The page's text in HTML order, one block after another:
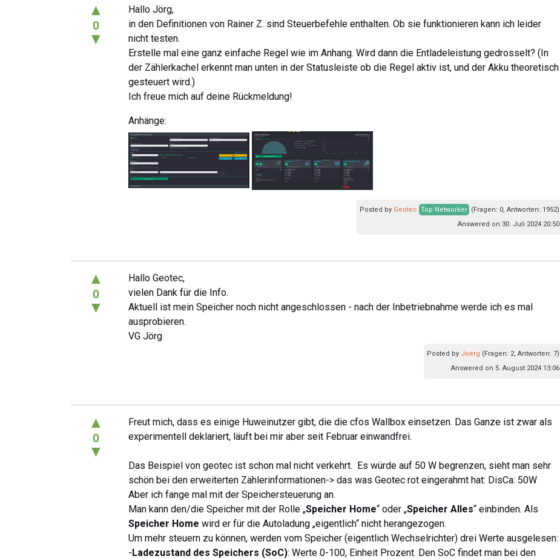
▲
0
▼
Hallo Jörg,
in den Definitionen von Rainer Z. sind Steuerbefehle enthalten. Ob sie funktionieren kann ich leider
nicht testen.
Erstelle mal eine ganz einfache Regel wie im Anhang. Wird dann die Entladeleistung gedrosselt? (In
der Zählerkachel erkennt man unten in der Statusleiste ob die Regel aktiv ist, und der Akku theoretisch
gesteuert wird.)
Ich freue mich auf deine Rückmeldung!
Anhänge:
Posted by Geotec Top Networker (Fragen: 0, Antworten: 1952)
Answered on 30. Juli 2024 20:50
▲
0
▼
Hallo Geotec,
vielen Dank für die Info.
Aktuell ist mein Speicher noch nicht angeschlossen - nach der Inbetriebnahme werde ich es mal
ausprobieren.
VG Jörg
Posted by Joerg (Fragen: 2, Antworten: 7)
Answered on 5. August 2024 13:06
▲
0
▼
Freut mich, dass es einige Huweinutzer gibt, die die cfos Wallbox einsetzen. Das Ganze ist zwar als
experimentell deklariert, läuft bei mir aber seit Februar einwandfrei.
Das Beispiel von geotec ist schon mal nicht verkehrt. Es würde auf 50 W begrenzen, sieht man sehr
schön bei den erweiterten Zählerinformationen-> das was Geotec rot eingerahmt hat: DisCa: 50W
Aber ich fange mal mit der Speichersteuerung an.
Man kann den/die Speicher mit der Rolle „Speicher Home“ oder „Speicher Alles“ einbinden. Als
Speicher Home wird er für die Autoladung „eigentlich“ nicht herangezogen.
Um mehr steuern zu können, werden vom Speicher (eigentlich Wechselrichter) drei Werte ausgelesen:
-Ladezustand des Speichers (SoC): Werte 0-100, Einheit Prozent. Den SoC findet man bei den